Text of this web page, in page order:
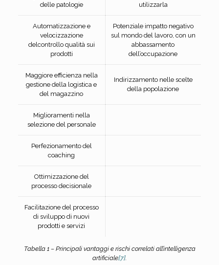
delle patologie
utilizzarla
Automatizzazione e
velocizzazione
delcontrollo qualità sui
prodotti
Potenziale impatto negativo
sul mondo del lavoro, con un
abbassamento
dell’occupazione
Maggiore efficienza nella
gestione della logistica e
del magazzino
Indirizzamento nelle scelte
della popolazione
Miglioramenti nella
selezione del personale
Perfezionamento del
coaching
Ottimizzazione del
processo decisionale
Facilitazione del processo
di sviluppo di nuovi
prodotti e servizi
Tabella 1 – Principali vantaggi e rischi correlati all’intelligenza
artificiale[7]